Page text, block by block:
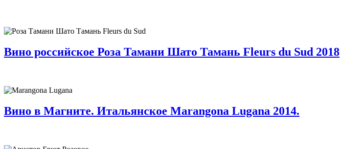
Вино российское Роза Тамани Шато Тамань Fleurs du Sud 2018
Вино в Магните. Итальянское Marangona Lugana 2014.